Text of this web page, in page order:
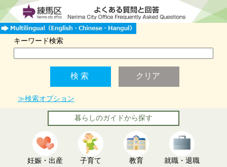
キーワード検索
≫検索オプション
暮らしのガイドから探す
妊娠・出産 子育て 教育 就職・退職